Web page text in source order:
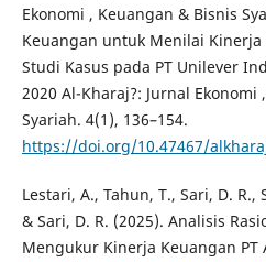
Ekonomi , Keuangan & Bisnis
Keuangan untuk Menilai Kinerja
Studi Kasus pada PT Unilever
2020 Al-Kharaj?: Jurnal Ekonomi
Syariah. 4(1), 136–154.
https://doi.org/10.47467/
Lestari, A., Tahun, T., Sari, D. R.,
& Sari, D. R. (2025). Analisis
Mengukur Kinerja Keuangan PT